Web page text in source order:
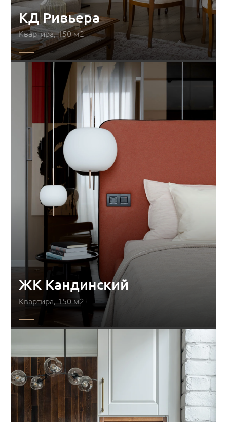
КД Ривьера
Квартира, 150 м2
ЖК Кандинский
Квартира, 150 м2